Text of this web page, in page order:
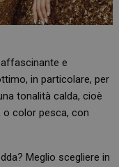
e
in particolare, per
tonalità calda, cioè
o color pesca, con
Meglio scegliere in